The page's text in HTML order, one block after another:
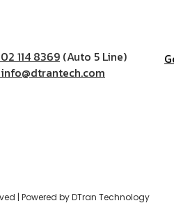
02 114 8369 (Auto 5 Line)
info@dtrantech.com
| Powered by DTran Technology